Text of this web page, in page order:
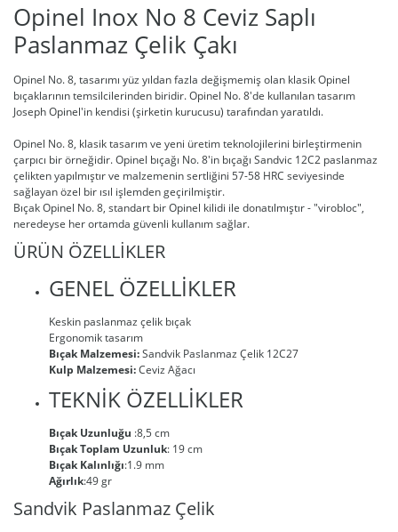
Opinel Inox No 8 Ceviz Saplı
Paslanmaz Çelik Çakı
Opinel No. 8, tasarımı yüz yıldan fazla değişmemiş olan klasik Opinel
bıçaklarının temsilcilerinden biridir. Opinel No. 8'de kullanılan tasarım
Joseph Opinel'in kendisi (şirketin kurucusu) tarafından yaratıldı.
Opinel No. 8, klasik tasarım ve yeni üretim teknolojilerini birleştirmenin
çarpıcı bir örneğidir. Opinel bıçağı No. 8'in bıçağı Sandvic 12C2 paslanmaz
çelikten yapılmıştır ve malzemenin sertliğini 57-58 HRC seviyesinde
sağlayan özel bir ısıl işlemden geçirilmiştir.
Bıçak Opinel No. 8, standart bir Opinel kilidi ile donatılmıştır - "virobloc",
neredeyse her ortamda güvenli kullanım sağlar.
ÜRÜN ÖZELLİKLER
GENEL ÖZELLİKLER
Keskin paslanmaz çelik bıçak
Ergonomik tasarım
Bıçak Malzemesi:Sandvik Paslanmaz Çelik 12C27
Kulp Malzemesi:Ceviz Ağacı
TEKNİK ÖZELLİKLER
Bıçak Uzunluğu :8,5 cm
Bıçak Toplam Uzunluk: 19 cm
Bıçak Kalınlığı:1.9 mm
Ağırlık:49 gr
Sandvik Paslanmaz Çelik